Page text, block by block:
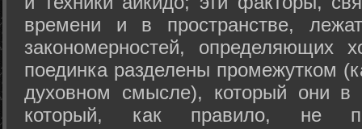
времени и в пространстве,
закономерностей, определяющих
поединка разделены промежутком
духовном смысле), который они в
который, как правило, не